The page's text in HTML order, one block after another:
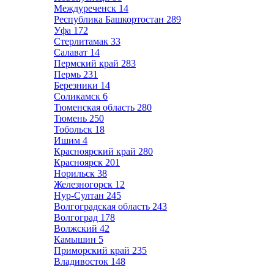
Междуреченск 14
Республика Башкортостан 289
Уфа 172
Стерлитамак 33
Салават 14
Пермский край 283
Пермь 231
Березники 14
Соликамск 6
Тюменская область 280
Тюмень 250
Тобольск 18
Ишим 4
Красноярский край 280
Красноярск 201
Норильск 38
Железногорск 12
Нур-Султан 245
Волгоградская область 243
Волгоград 178
Волжский 42
Камышин 5
Приморский край 235
Владивосток 148